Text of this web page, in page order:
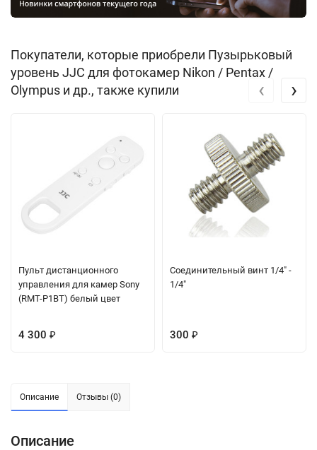
Покупатели, которые приобрели Пузырьковый
уровень JJC для фотокамер Nikon / Pentax /
Olympus и др., также купили
Пульт дистанционного
управления для камер Sony
(RMT-P1BT) белый цвет
4 300 ₽
Соединительный винт 1/4" -
1/4"
300 ₽
‹ ›
Описание Отзывы (0)
Описание